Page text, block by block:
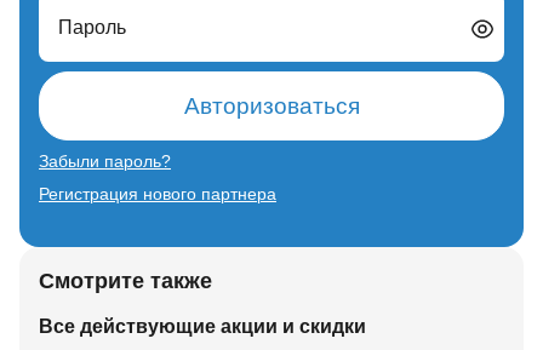
Пароль
Авторизоваться
Забыли пароль?
Регистрация нового партнера
Смотрите также
Все действующие акции и скидки